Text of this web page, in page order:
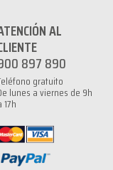
AL
897 890
gratuito
lunes a viernes de 9h
17h